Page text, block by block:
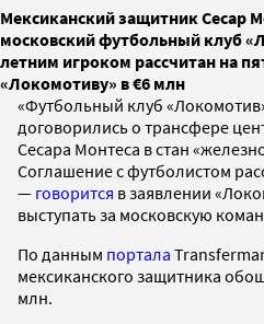
Мексиканский защитник Сесар
московский футбольный клуб
летним игроком рассчитан на
«Локомотиву» в €6 млн
«Футбольный клуб
договорились о трансфере
Сесара Монтеса в стан
Соглашение с футболистом
— говорится в заявлении
выступать за московскую
По данным портала
мексиканского защитника
млн.